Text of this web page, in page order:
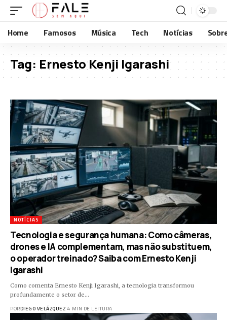
Home Famosos Música Tech Notícias
Tag: Ernesto Kenji Igarashi
NOTÍCIAS
Tecnologia e segurança humana: Como câmeras,
drones e IA complementam, mas não substituem,
o operador treinado? Saiba com Ernesto Kenji
Igarashi
Como comenta Ernesto Kenji Igarashi, a tecnologia transformou
profundamente o setor de…
PORDIEGO VELÁZQUEZ 4 MIN DE LEITURA